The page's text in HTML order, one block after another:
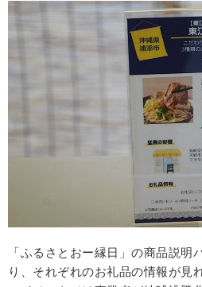
「ふるさとおー縁日」の商品説明
り、それぞれのお礼品の情報が見